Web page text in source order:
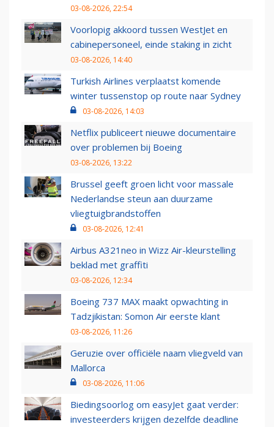
03-08-2026, 22:54
Voorlopig akkoord tussen WestJet en
cabinepersoneel, einde staking in zicht
03-08-2026, 14:40
Turkish Airlines verplaatst komende
winter tussenstop op route naar Sydney
03-08-2026, 14:03
Netflix publiceert nieuwe documentaire
over problemen bij Boeing
03-08-2026, 13:22
Brussel geeft groen licht voor massale
Nederlandse steun aan duurzame
vliegtuigbrandstoffen
03-08-2026, 12:41
Airbus A321neo in Wizz Air-kleurstelling
beklad met graffiti
03-08-2026, 12:34
Boeing 737 MAX maakt opwachting in
Tadzjikistan: Somon Air eerste klant
03-08-2026, 11:26
Geruzie over officiële naam vliegveld van
Mallorca
03-08-2026, 11:06
Biedingsoorlog om easyJet gaat verder:
investeerders krijgen dezelfde deadline